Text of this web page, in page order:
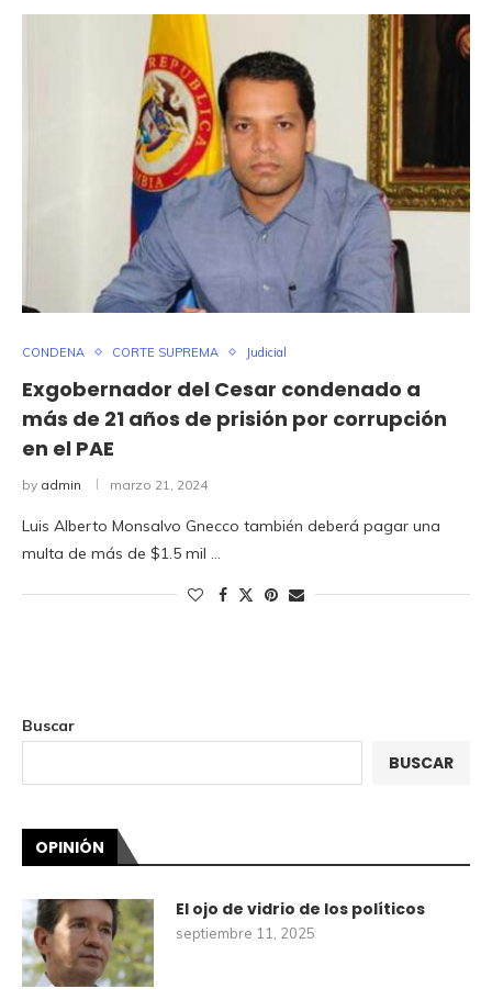
CONDENA CORTE SUPREMA Judicial
Exgobernador del Cesar condenado a
más de 21 años de prisión por corrupción
en el PAE
by admin marzo 21, 2024
Luis Alberto Monsalvo Gnecco también deberá pagar una
multa de más de $1.5 mil …
Buscar
BUSCAR
OPINIÓN
El ojo de vidrio de los políticos
septiembre 11, 2025